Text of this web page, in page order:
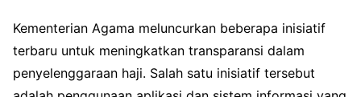
Kementerian Agama meluncurkan beberapa inisiatif
terbaru untuk meningkatkan transparansi dalam
penyelenggaraan haji. Salah satu inisiatif tersebut